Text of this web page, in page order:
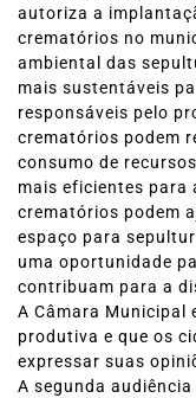
autoriza a
crematórios no
ambiental das
mais sustentáveis
responsáveis pelo
crematórios podem
consumo de
mais eficientes para
crematórios podem
espaço para
uma oportunidade
contribuam para a
A Câmara Municipal
produtiva e que os
expressar suas
A segunda